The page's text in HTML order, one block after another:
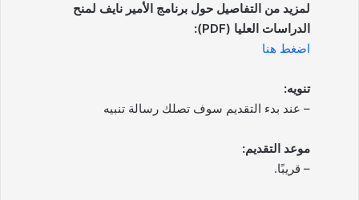
لمزيد من التفاصيل حول برنامج الأمير نايف لمنح
الدراسات العليا (PDF):
اضغط هنا
تنويه:
– عند بدء التقديم سوف تصلك رسالة تنبيه
موعد التقديم:
– قريبًا.